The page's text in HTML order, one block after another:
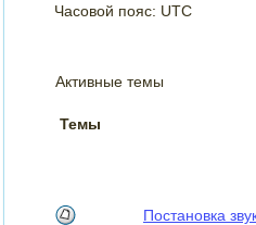
Часовой пояс: UTC
Активные темы
Темы
Постановка